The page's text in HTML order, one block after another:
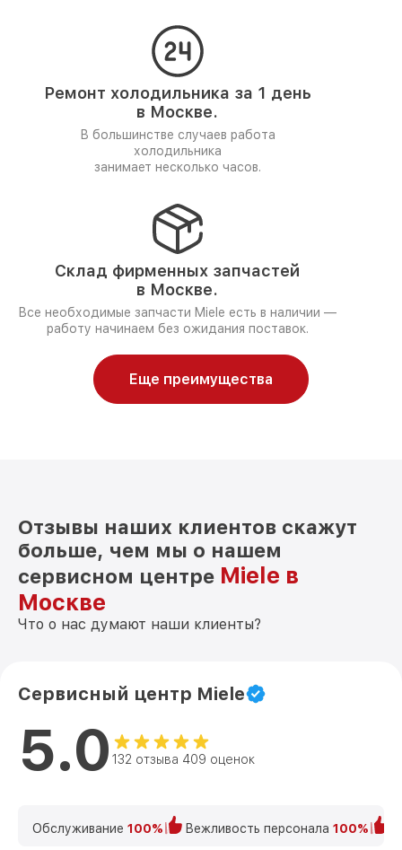
Ремонт холодильника за 1 день
в Москве.
В большинстве случаев работа
холодильника
занимает несколько часов.
Склад фирменных запчастей
в Москве.
Все необходимые запчасти Miele есть в наличии —
работу начинаем без ожидания поставок.
Еще преимущества
Отзывы наших клиентов скажут
больше, чем мы о нашем
сервисном центре Miele в
Москве
Что о нас думают наши клиенты?
Сервисный центр Miele
5.0 132 отзыва 409 оценок
Обслуживание 100% Вежливость персонала 100%